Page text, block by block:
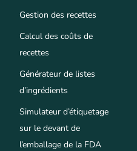
Gestion des recettes
Calcul des coûts de
recettes
Générateur de listes
d’ingrédients
Simulateur d’étiquetage
sur le devant de
l’emballage de la FDA